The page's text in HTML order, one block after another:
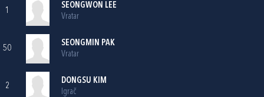
1
SEONGWON LEE
Vratar
50
SEONGMIN PAK
Vratar
2
DONGSU KIM
Igrač